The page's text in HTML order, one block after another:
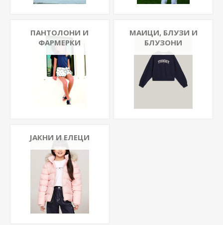
ПАНТОЛОНИ И
ФАРМЕРКИ
МАИЦИ, БЛУЗИ И
БЛУЗОНИ
ЈАКНИ И ЕЛЕЦИ